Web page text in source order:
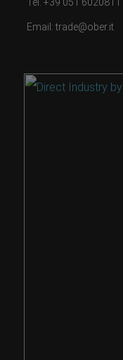
Email: trade@ober.it